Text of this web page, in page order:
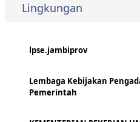
Lingkungan
lpse.jambiprov
Lembaga Kebijakan
Pemerintah